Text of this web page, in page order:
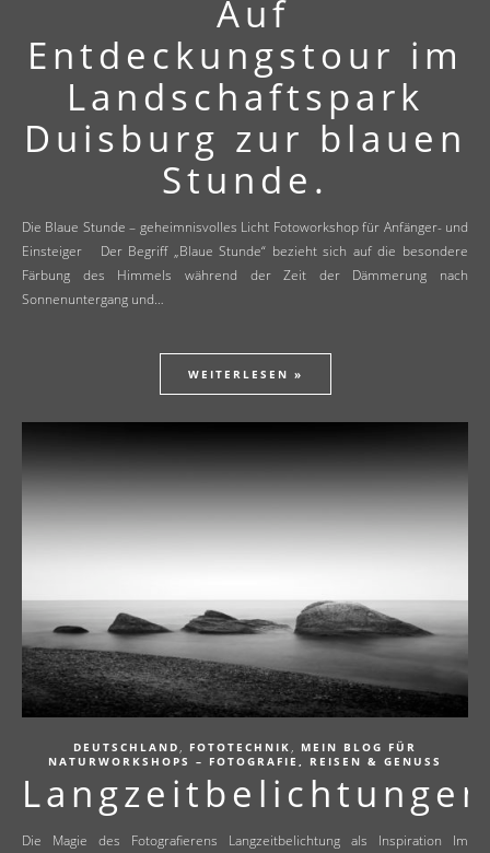
Auf
Entdeckungstour im
Landschaftspark
Duisburg zur blauen
Stunde.
Die Blaue Stunde – geheimnisvolles Licht Fotoworkshop für Anfänger- und
Einsteiger Der Begriff „Blaue Stunde“ bezieht sich auf die besondere
Färbung des Himmels während der Zeit der Dämmerung nach
Sonnenuntergang und…
WEITERLESEN »
DEUTSCHLAND , FOTOTECHNIK , MEIN BLOG FÜR
NATURWORKSHOPS – FOTOGRAFIE, REISEN & GENUSS
Langzeitbelichtungen
Die Magie des Fotografierens Langzeitbelichtung als Inspiration Im